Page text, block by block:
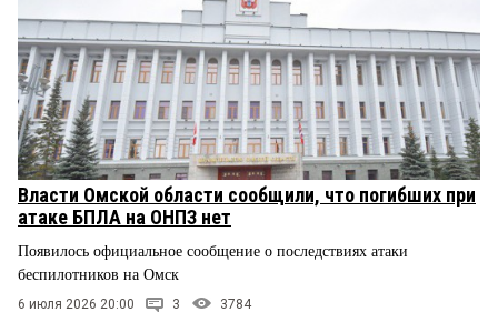
Власти Омской области сообщили, что погибших при
атаке БПЛА на ОНПЗ нет
Появилось официальное сообщение о последствиях атаки
беспилотников на Омск
6 июля 2026 20:00 3 3784